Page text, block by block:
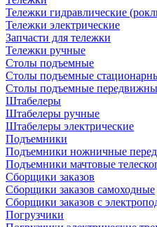
Тележки гидравлические
Тележки электрические
Запчасти для тележки
Тележки ручные
Столы подъемные
Столы подъемные
Столы подъемные
Штабелеры
Штабелеры ручные
Штабелеры электрические
Подъемники
Подъемники ножничные
Подъемники мачтовые
Сборщики заказов
Сборщики заказов самоходные
Сборщики заказов с
Погрузчики